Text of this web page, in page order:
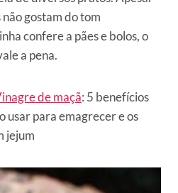
gostam do tom
confere a pães e bolos, o
a pena.
de maçã: 5 benefícios
usar para emagrecer e os
jejum